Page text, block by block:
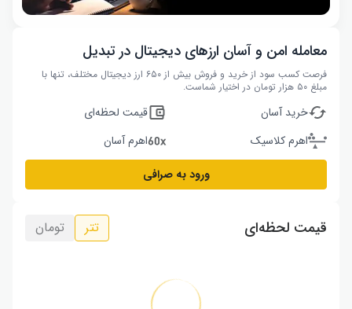
معامله امن و آسان ارزهای دیجیتال در تبدیل
فرصت کسب سود از خرید و فروش بیش از ۶۵۰ ارز دیجیتال مختلف، تنها با
مبلغ ۵۰ هزار تومان در اختیار شماست.
خرید آسان
قیمت لحظه‌ای
اهرم کلاسیک
اهرم آسان
ورود به صرافی
قیمت لحظه‌ای تتر تومان